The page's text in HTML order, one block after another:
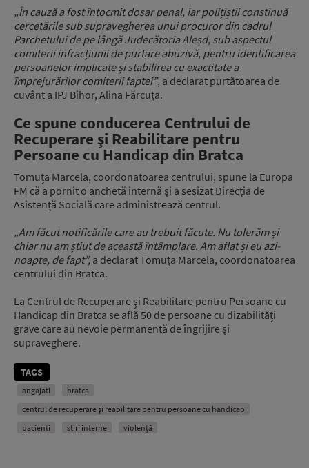
„În cauză a fost întocmit dosar penal, iar polițiștii constinuă
cercetările sub supravegherea unui procuror din cadrul
Parchetului de pe lângă Judecătoria Aleșd, sub aspectul
comiterii infracțiunii de purtare abuzivă, pentru identificarea
persoanelor implicate și stabilirea cu exactitate a
împrejurărilor comiterii faptei”, a declarat purtătoarea de
cuvânt a IPJ Bihor, Alina Fărcuța.
Ce spune conducerea Centrului de
Recuperare şi Reabilitare pentru
Persoane cu Handicap dinBratca
Tomuța Marcela, coordonatoarea centrului, spune la Europa
FM că a pornit o anchetă internă și a sesizat Direcția de
Asistență Socială care administrează centrul.
„Am făcut notificările care au trebuit făcute. Nu tolerăm și
chiar nu am știut de această întâmplare. Am aflat și eu azi-
noapte, de fapt”, a declarat Tomuța Marcela, coordonatoarea
centrului din Bratca.
La Centrul de Recuperare şi Reabilitare pentru Persoane cu
Handicap din Bratca se află 50 de persoane cu dizabilități
grave care au nevoie permanentă de îngrijire și
supraveghere.
TAGS
angajati
bratca
centrul de recuperare şi reabilitare pentru persoane cu handicap
pacienti
stiri interne violență